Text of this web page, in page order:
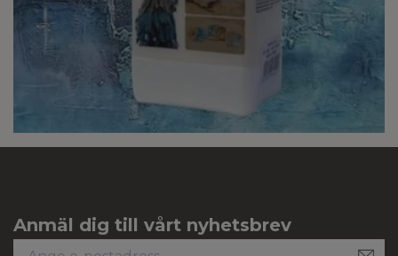
Anmäl dig till vårt nyhetsbrev